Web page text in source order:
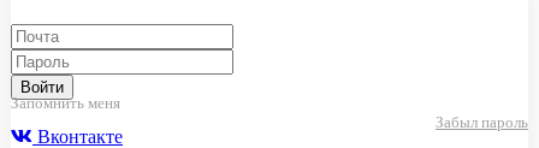
Войти
Запомнить меня
Забыл пароль
Вконтакте